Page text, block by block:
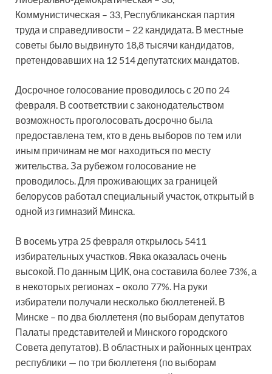
Коммунистическая – 33, Республиканская партия
труда и справедливости – 22 кандидата. В местные
советы было выдвинуто 18,8 тысячи кандидатов,
претендовавших на 12 514 депутатских мандатов.
Досрочное голосование проводилось с 20 по 24
февраля. В соответствии с законодательством
возможность проголосовать досрочно была
предоставлена тем, кто в день выборов по тем или
иным причинам не мог находиться по месту
жительства. За рубежом голосование не
проводилось. Для проживающих за границей
белорусов работал специальный участок, открытый в
одной из гимназий Минска.
В восемь утра 25 февраля открылось 5411
избирательных участков. Явка оказалась очень
высокой. По данным ЦИК, она составила более 73%, а
в некоторых регионах – около 77%. На руки
избиратели получали несколько бюллетеней. В
Минске – по два бюллетеня (по выборам депутатов
Палаты представителей и Минского городского
Совета депутатов). В областных и районных центрах
республики — по три бюллетеня (по выборам